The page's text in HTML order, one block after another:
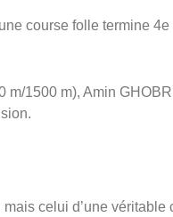
course folle termine
m/1500 m), Amin
celui d’une